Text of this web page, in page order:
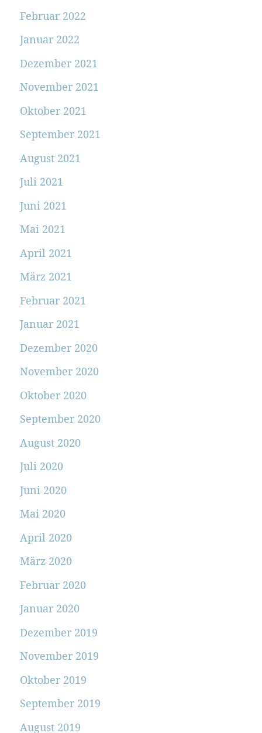
Februar 2022
Januar 2022
Dezember 2021
November 2021
Oktober 2021
September 2021
August 2021
Juli 2021
Juni 2021
Mai 2021
April 2021
März 2021
Februar 2021
Januar 2021
Dezember 2020
November 2020
Oktober 2020
September 2020
August 2020
Juli 2020
Juni 2020
Mai 2020
April 2020
März 2020
Februar 2020
Januar 2020
Dezember 2019
November 2019
Oktober 2019
September 2019
August 2019